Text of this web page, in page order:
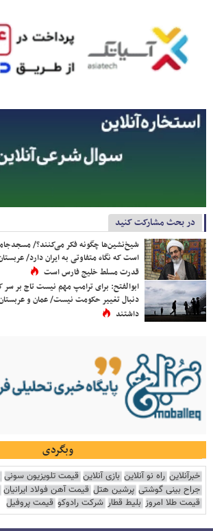
در بحث مشارکت کنید
شیخ‌نشین‌ها چگونه فکر می‌کنند؟/
است که نگاه متفاوتی به ایران دارد/
قدرت مسلط خلیج فارس است
ابوالفتح: برای ترامپ مهم نیست تاج بر سر
دنبال تغییر حکومت نیست/ عمان و
داشتند
وبگردی
خبرآنلاین راه نو آنلاین بازی آنلاین قیمت تلویزیون سونی
جراح بینی گوشتی پرشین هتل قیمت آهن فولاد ایرانیان
قیمت طلا امروز بلیط قطار شرکت رادوکو قیمت پروفیل